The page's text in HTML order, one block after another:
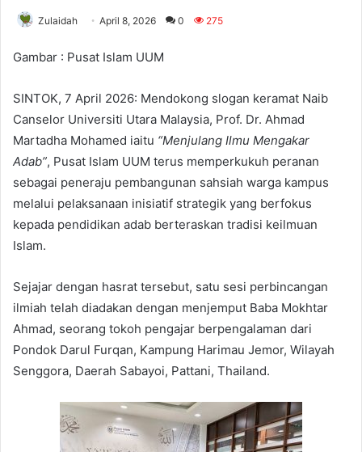
Zulaidah April 8, 2026 0 275
Gambar : Pusat Islam UUM
SINTOK, 7 April 2026: Mendokong slogan keramat Naib
Canselor Universiti Utara Malaysia, Prof. Dr. Ahmad
Martadha Mohamed iaitu “Menjulang Ilmu Mengakar
Adab”, Pusat Islam UUM terus memperkukuh peranan
sebagai peneraju pembangunan sahsiah warga kampus
melalui pelaksanaan inisiatif strategik yang berfokus
kepada pendidikan adab berteraskan tradisi keilmuan
Islam.
Sejajar dengan hasrat tersebut, satu sesi perbincangan
ilmiah telah diadakan dengan menjemput Baba Mokhtar
Ahmad, seorang tokoh pengajar berpengalaman dari
Pondok Darul Furqan, Kampung Harimau Jemor, Wilayah
Senggora, Daerah Sabayoi, Pattani, Thailand.